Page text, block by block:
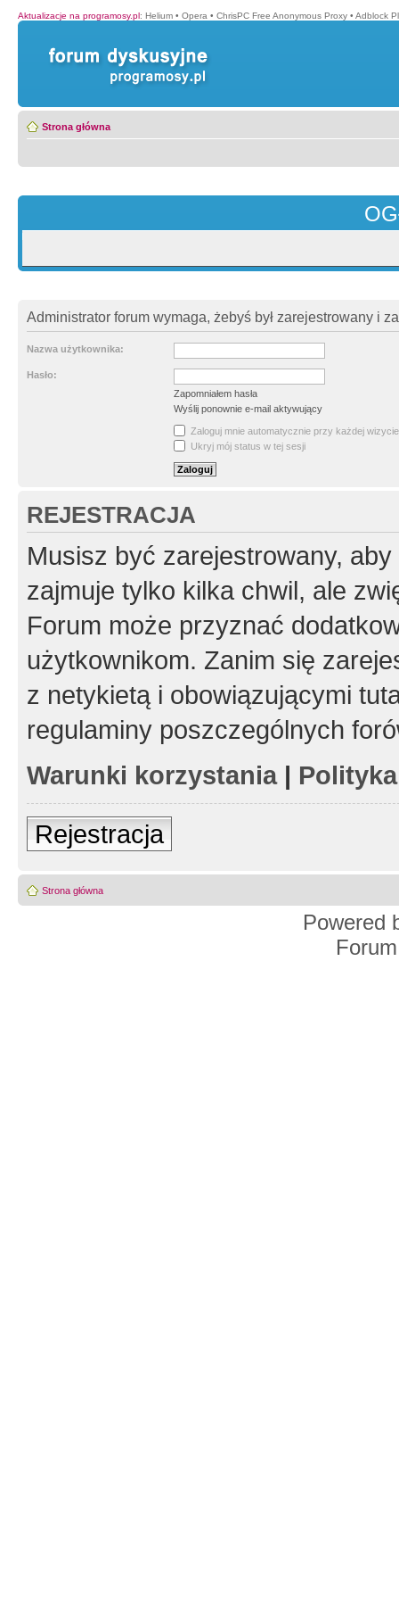
Aktualizacje na programosy.pl: Helium • Opera • ChrisPC Free Anonymous Proxy • Adblock
Strona główna
Administrator forum wymaga, żebyś był zarejestrowany i
Nazwa użytkownika:
Hasło:
Zapomniałem hasła
Wyślij ponownie e-mail aktywujący
Zaloguj mnie automatycznie przy każdej wizycie
Ukryj mój status w tej sesji
REJESTRACJA
Musisz być zarejestrowany,
zajmuje tylko kilka chwil, ale
Forum może przyznać
użytkownikom. Zanim się
z netykietą i obowiązującymi
regulaminy poszczególnych
Warunki korzystania|
Rejestracja
Strona główna
Powered